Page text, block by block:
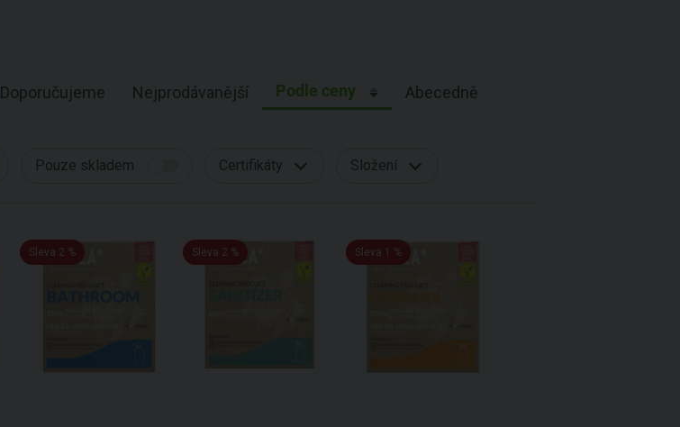
Doporučujeme Nejprodávanější Podle ceny Abecedně
Pouze skladem Certifikáty Složení
Sleva 2 % Sleva 2 % Sleva 1 %